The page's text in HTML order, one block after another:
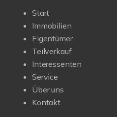
Start
Immobilien
Eigentümer
Teilverkauf
Interessenten
Service
Über uns
Kontakt